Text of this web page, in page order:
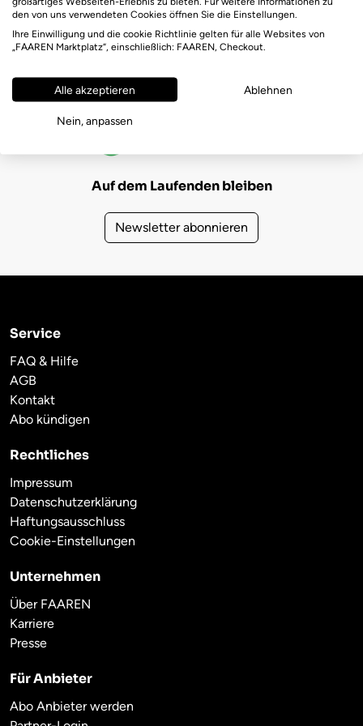
FAAREN Marktplatz Bewertungen
Auf dem Laufenden bleiben
Newsletter abonnieren
Service
FAQ & Hilfe
AGB
Kontakt
Abo kündigen
Rechtliches
Impressum
Datenschutzerklärung
Haftungsausschluss
Cookie-Einstellungen
Unternehmen
Über FAAREN
Karriere
Presse
Für Anbieter
Abo Anbieter werden
den von uns verwendeten Cookies öffnen Sie die Einstellungen.
Ihre Einwilligung und die cookie Richtlinie gelten für alle Websites von
„FAAREN Marktplatz“, einschließlich: FAAREN, Checkout.
Alle akzeptieren Ablehnen
Nein, anpassen